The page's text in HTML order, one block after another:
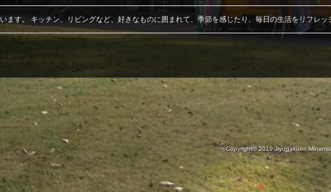
ます。 キッチン、リビングなど、好きなものに囲まれて、季節を感じたり、毎日の生活をリフレッ
Copyright© 2019Jiyugakuen